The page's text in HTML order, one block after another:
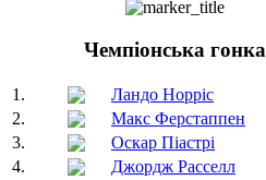
Чемпіонська гонка
1. Ландо Норріс
2.
Макс Ферстаппен
3.
Оскар Піастрі
4.
Джордж Расселл